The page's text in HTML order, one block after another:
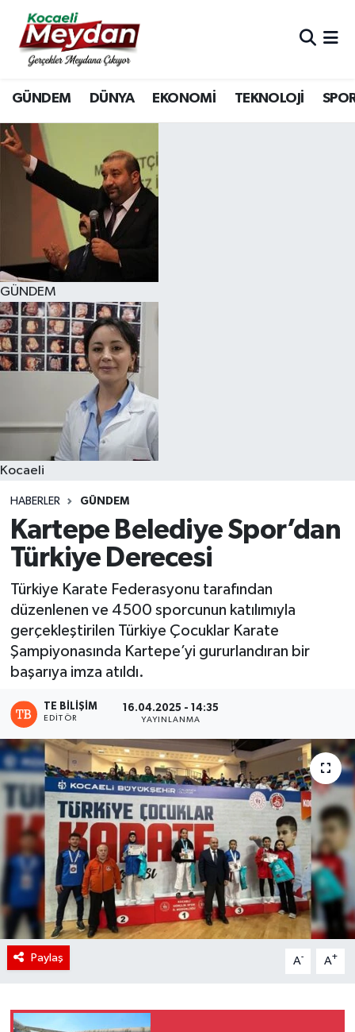
GÜNDEM DÜNYA EKONOMİ TEKNOLOJİ
GÜNDEM
Kocaeli
HABERLER GÜNDEM
Kartepe Belediye Spor’dan
Türkiye Derecesi
Türkiye Karate Federasyonu tarafından
düzenlenen ve 4500 sporcunun katılımıyla
gerçekleştirilen Türkiye Çocuklar Karate
Şampiyonasında Kartepe’yi gururlandıran bir
başarıya imza atıldı.
TE BILIŞIM
EDITÖR
16.04.2025 - 14:35
YAYINLANMA
Paylaş A- A+
Nöbetçi Eczaneler
Hava Durumu
Trafik Durumu
Süper Lig Puan Durumu ve Fikstür
Tüm Manşetler
Son Dakika Haberleri
Haber Arşivi